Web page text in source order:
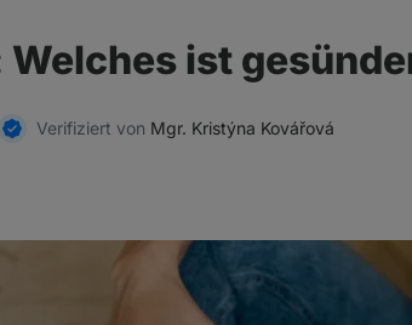
ist
Verifiziert von Mgr. Kristýna Kovářová